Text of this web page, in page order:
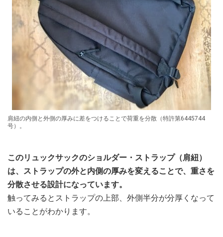
肩紐の内側と外側の厚みに差をつけることで荷重を分散（特許第6445744
号）。
このリュックサックのショルダー・ストラップ（肩紐）
は、ストラップの外と内側の厚みを変えることで、重さを
分散させる設計になっています。
触ってみるとストラップの上部、外側半分が分厚くなって
いることがわかります。